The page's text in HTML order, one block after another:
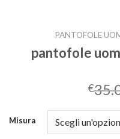
PANTOFOLE
pantofole
€
Misura